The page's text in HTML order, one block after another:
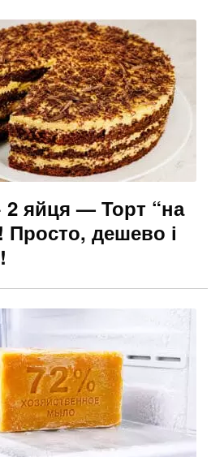
2 яйця — Торт “на
Просто, дешево і